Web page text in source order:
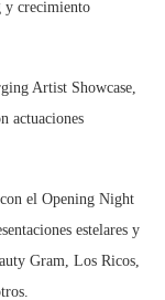
y crecimiento
Artist Showcase,
actuaciones
el Opening Night
estelares y
Gram, Los Ricos,